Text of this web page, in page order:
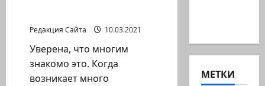
Редакция Сайта 10.03.2021
Уверена, что многим
знакомо это. Когда
возникает много
МЕТКИ